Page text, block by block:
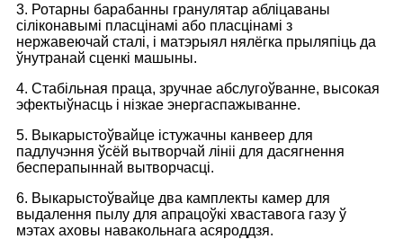
3. Ротарны барабанны гранулятар абліцаваны
сіліконавымі пласцінамі або пласцінамі з
нержавеючай сталі, і матэрыял нялёгка прыляпіць да
ўнутранай сценкі машыны.
4. Стабільная праца, зручнае абслугоўванне, высокая
эфектыўнасць і нізкае энергаспажыванне.
5. Выкарыстоўвайце істужачны канвеер для
падлучэння ўсёй вытворчай лініі для дасягнення
бесперапыннай вытворчасці.
6. Выкарыстоўвайце два камплекты камер для
выдалення пылу для апрацоўкі хваставога газу ў
мэтах аховы навакольнага асяроддзя.